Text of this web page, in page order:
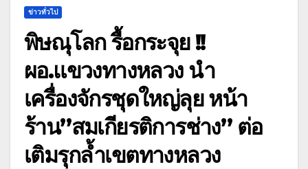
ข่าวทั่วไป
พิษณุโลก รื้อกระจุย !!
ผอ.แขวงทางหลวง นำ
เครื่องจักรชุดใหญ่ลุย หน้า
ร้าน”สมเกียรติการช่าง” ต่อ
เติมรุกล้ำเขตทางหลวง